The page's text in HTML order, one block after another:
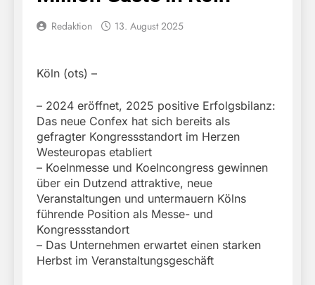
Redaktion 13. August 2025
Köln (ots) –
– 2024 eröffnet, 2025 positive Erfolgsbilanz:
Das neue Confex hat sich bereits als
gefragter Kongressstandort im Herzen
Westeuropas etabliert
– Koelnmesse und Koelncongress gewinnen
über ein Dutzend attraktive, neue
Veranstaltungen und untermauern Kölns
führende Position als Messe- und
Kongressstandort
– Das Unternehmen erwartet einen starken
Herbst im Veranstaltungsgeschäft